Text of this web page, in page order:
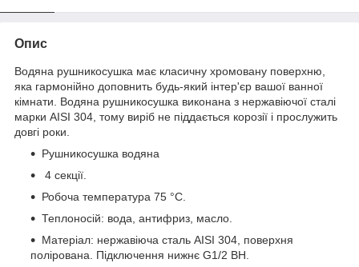
Опис
Водяна рушникосушка має класичну хромовану поверхню,
яка гармонійно доповнить будь-який інтер'єр вашої ванної
кімнати. Водяна рушникосушка виконана з нержавіючої сталі
марки AISI 304, тому виріб не піддається корозії і прослужить
довгі роки.
Рушникосушка водяна
4 секції.
Робоча температура 75 °С.
Теплоносій: вода, антифриз, масло.
Матеріал: нержавіюча сталь AISI 304, поверхня
полірована. Підключення нижнє G1/2 ВН.